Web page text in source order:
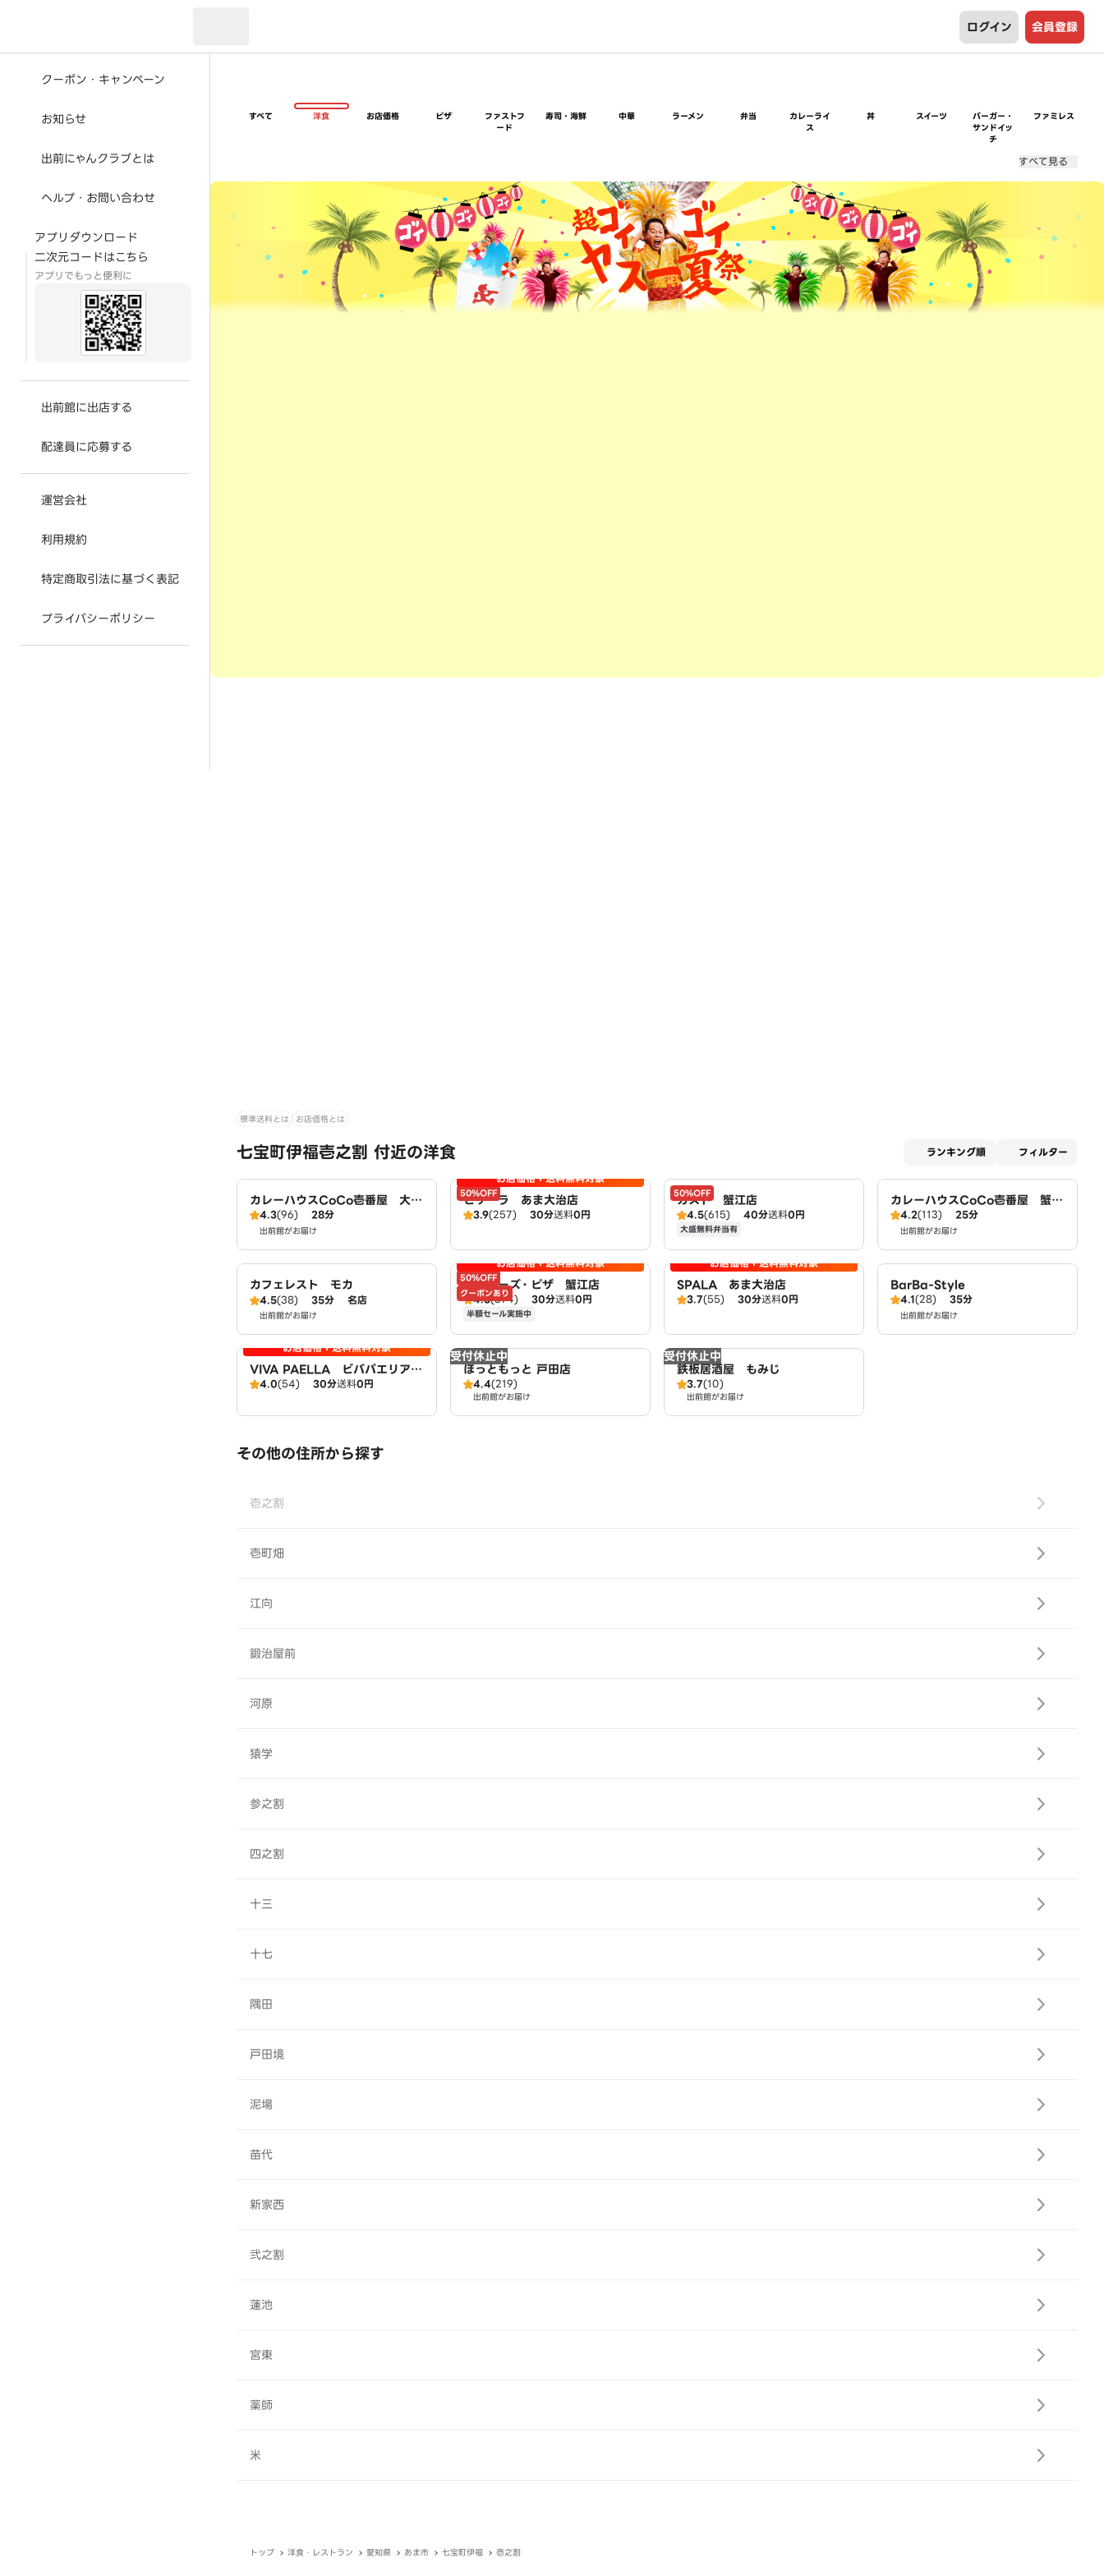
ログイン 会員登録
クーポン・キャンペーン
お知らせ
出前にゃんクラブとは
ヘルプ・お問い合わせ
アプリダウンロード
二次元コードはこちら
アプリでもっと便利に
出前館に出店する
配達員に応募する
運営会社
利用規約
特定商取引法に基づく表記
プライバシーポリシー
すべて 洋食 お店価格 ピザ
ファストフ
ード
寿司・海鮮 中華 ラーメン 弁当
カレーライ
ス
丼 スイーツ
バーガー・
サンドイッ
チ
ファミレス
すべて見る
超ゴイゴイヤスー夏祭
標準送料とは お店価格とは
七宝町伊福壱之割 付近の洋食 ランキング順 フィルター
カレーハウスCoCo壱番屋 大治
店（SD）
4.3(96) 28分
出前館がお届け
50%OFF
お店価格＋送料無料対象
ピザーラ あま大治店
3.9(257) 30分送料0円
50%OFF
ガスト 蟹江店
4.5(615) 40分送料0円
大盛無料弁当有
カレーハウスCoCo壱番屋 蟹江
インター店（SD）
4.2(113) 25分
出前館がお届け
カフェレスト モカ
4.5(38) 35分 名店
出前館がお届け
50%OFF
クーポンあり
お店価格＋送料無料対象
アオキーズ・ピザ 蟹江店
4.3(374) 30分送料0円
半額セール実施中
お店価格＋送料無料対象
SPALA あま大治店
3.7(55) 30分送料0円
BarBa-Style
4.1(28) 35分
出前館がお届け
お店価格＋送料無料対象
VIVA PAELLA ビバパエリア
あま大治店
4.0(54) 30分送料0円
受付休止中
ほっともっと 戸田店
4.4(219)
出前館がお届け
受付休止中
鉄板居酒屋 もみじ
3.7(10)
出前館がお届け
その他の住所から探す
壱之割
壱町畑
江向
鍛治屋前
河原
猿学
参之割
四之割
十三
十七
隅田
戸田境
泥場
苗代
新家西
弐之割
蓮池
宮東
薬師
米
トップ 洋食・レストラン 愛知県 あま市 七宝町伊福 壱之割